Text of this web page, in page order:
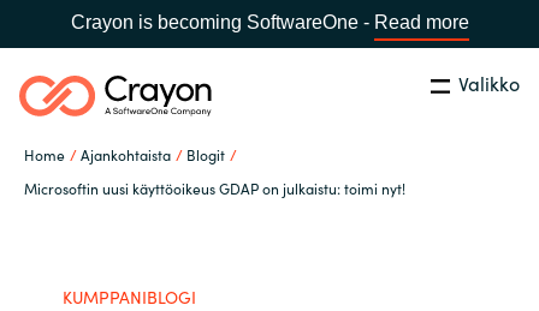
Crayon is becoming SoftwareOne - Read more
Valikko
Home Ajankohtaista
Blogit
Microsoftin uusi käyttöoikeus GDAP on julkaistu: toimi nyt!
Etsi Sulje
Palvelut
KUMPPANIBLOGI